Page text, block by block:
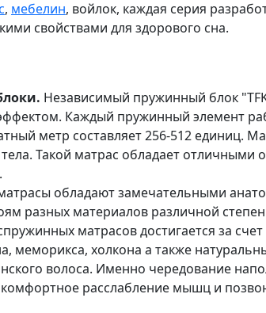
, мебелин, войлок, каждая серия
свойствами для здорового сна.
Независимый пружинный блок
Каждый пружинный элемент
метр составляет 256-512 единиц.
Такой матрас обладает отличными
обладают замечательными
разных материалов различной
матрасов достигается за
меморикса, холкона а также
волоса. Именно чередование
комфортное расслабление мышц и